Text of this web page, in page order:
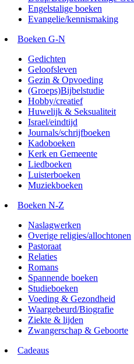
Engelstalige boeken
Evangelie/kennismaking
Boeken G-N
Gedichten
Geloofsleven
Gezin & Opvoeding
(Groeps)Bijbelstudie
Hobby/creatief
Huwelijk & Seksualiteit
Israel/eindtijd
Journals/schrijfboeken
Kadoboeken
Kerk en Gemeente
Liedboeken
Luisterboeken
Muziekboeken
Boeken N-Z
Naslagwerken
Overige religies/allochtonen
Pastoraat
Relaties
Romans
Spannende boeken
Studieboeken
Voeding & Gezondheid
Waargebeurd/Biografie
Ziekte & lijden
Zwangerschap & Geboorte
Cadeaus